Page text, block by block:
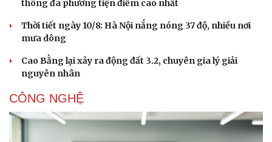
thông đa phương tiện điểm cao nhất
Thời tiết ngày 10/8: Hà Nội nắng nóng 37 độ, nhiều nơi
mưa dông
Cao Bằng lại xảy ra động đất 3.2, chuyên gia lý giải
nguyên nhân
CÔNG NGHỆ